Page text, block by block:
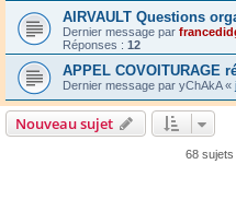
AIRVAULT Questions
Dernier message par
Réponses : 12
APPEL COVOITURAGE
Dernier message par yChAkA«
Nouveau sujet
68 sujets